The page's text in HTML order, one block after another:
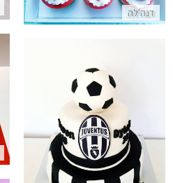
דנה'לה
עוגת קומות כדורגל יובנטוס
התקשר/י